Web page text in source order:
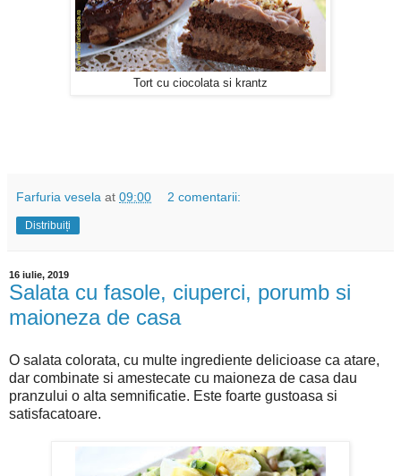
Tort cu ciocolata si krantz
Farfuria vesela at 09:00 2 comentarii:
Distribuiți
16 iulie, 2019
Salata cu fasole, ciuperci, porumb si
maioneza de casa
O salata colorata, cu multe ingrediente delicioase ca atare,
dar combinate si amestecate cu maioneza de casa dau
pranzului o alta semnificatie. Este foarte gustoasa si
satisfacatoare.